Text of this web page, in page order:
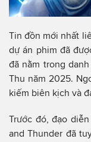
Tin đồn mới nhất
dự án phim đã
đã nằm trong
Thu năm 2025.
kiếm biên kịch và
Trước đó, đạo
and Thunder đã